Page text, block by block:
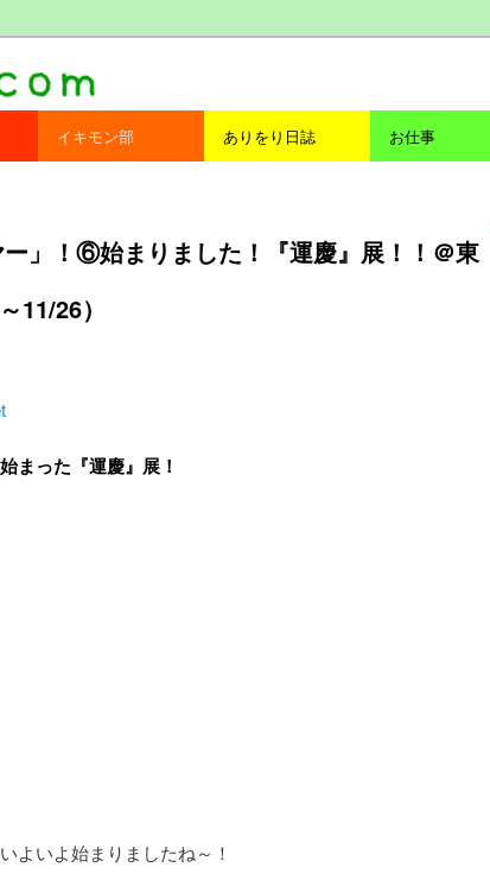
イキモン部 ありをり日誌 お仕事
」！⑥始まりました！『運慶』展！！＠東
11/26）
まった『運慶』展！
よいよ始まりましたね～！